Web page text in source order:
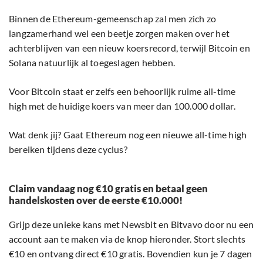
Binnen de Ethereum-gemeenschap zal men zich zo
langzamerhand wel een beetje zorgen maken over het
achterblijven van een nieuw koersrecord, terwijl Bitcoin en
Solana natuurlijk al toegeslagen hebben.
Voor Bitcoin staat er zelfs een behoorlijk ruime all-time
high met de huidige koers van meer dan 100.000 dollar.
Wat denk jij? Gaat Ethereum nog een nieuwe all-time high
bereiken tijdens deze cyclus?
Claim vandaag nog €10 gratis en betaal geen
handelskosten over de eerste €10.000!
Grijp deze unieke kans met Newsbit en Bitvavo door nu een
account aan te maken via de knop hieronder. Stort slechts
€10 en ontvang direct €10 gratis. Bovendien kun je 7 dagen